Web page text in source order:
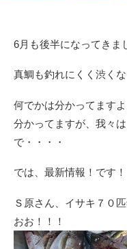
6月も後半になってきま
真鯛も釣れにくく渋く
何でかは分かってますよ
分かってますが、我々
で・・・・
では、最新情報！です！
Ｓ原さん、イサキ７０
おお！！！